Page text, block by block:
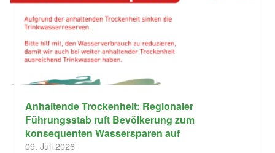
Anhaltende Trockenheit: Regionaler
Führungsstab ruft Bevölkerung zum
konsequenten Wassersparen auf
09. Juli 2026